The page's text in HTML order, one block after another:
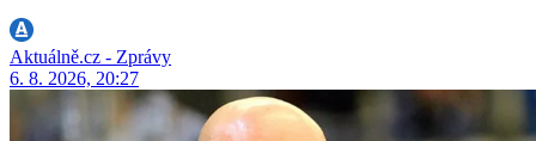
Aktuálně.cz - Zprávy
6. 8. 2026, 20:27